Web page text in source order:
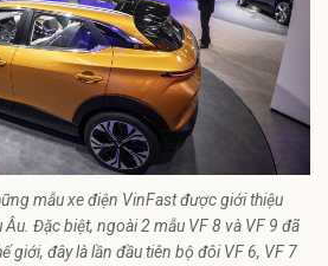
mẫu xe điện VinFast được giới thiệu
Đặc biệt, ngoài 2 mẫu VF 8 và VF 9 đã
giới, đây là lần đầu tiên bộ đôi VF 6, VF 7